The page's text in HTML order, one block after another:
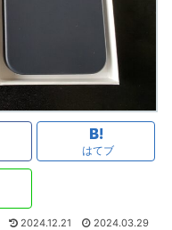
はてブ
2024.12.21 2024.03.29